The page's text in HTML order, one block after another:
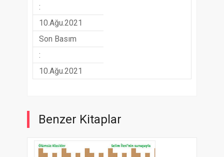
:
10.Ağu.2021
Son Basım
:
10.Ağu.2021
Benzer Kitaplar